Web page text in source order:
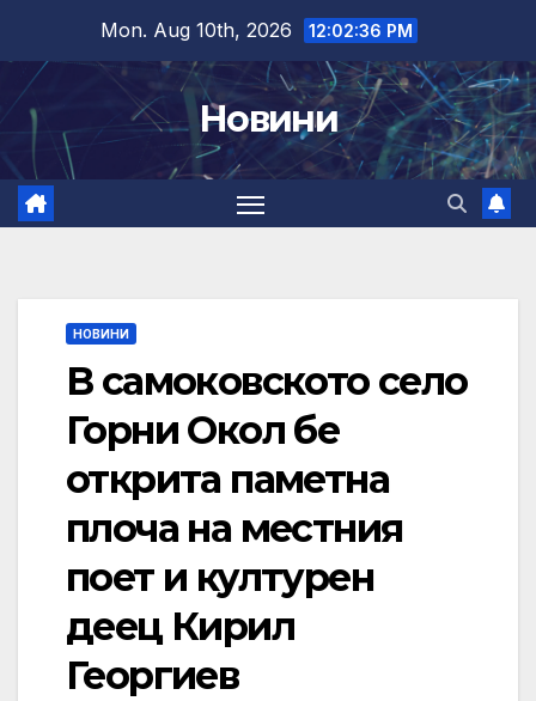
content
Mon. Aug 10th, 2026 12:02:37 PM
Новини
НОВИНИ
В самоковското село
Горни Окол бе
открита паметна
плоча на местния
поет и културен
деец Кирил
Георгиев